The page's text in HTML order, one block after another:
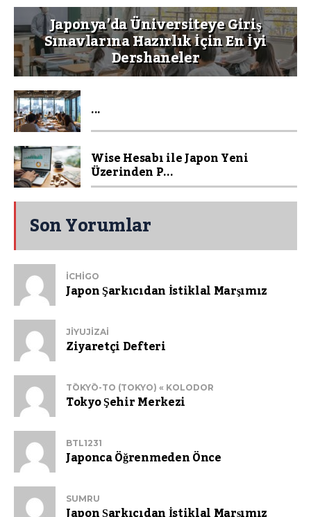
Japonya’da Üniversiteye Giriş
Sınavlarına Hazırlık İçin En İyi
Dershaneler
...
Wise Hesabı ile Japon Yeni
Üzerinden P...
Son Yorumlar
ICHIGO
Japon Şarkıcıdan İstiklal Marşımız
JIYUJIZAI
Ziyaretçi Defteri
TŌKYŌ-TO (TOKYO) « KOLODOR
Tokyo Şehir Merkezi
BTL1231
Japonca Öğrenmeden Önce
SUMRU